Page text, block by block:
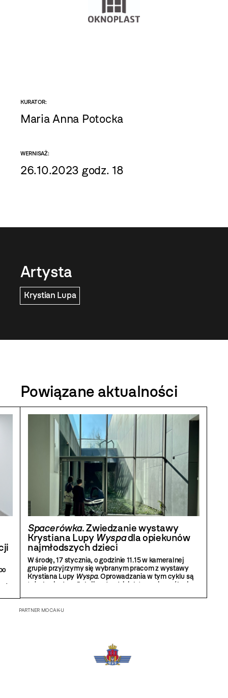
KURATOR:
Maria Anna Potocka
WERNISAŻ:
26.10.2023 godz. 18
Artysta
Krystian Lupa
Powiązane aktualności
Spacerówka. Zwiedzanie wystawy
Krystiana Lupy Wyspadla opiekunów
najmłodszych dzieci
W środę, 17 stycznia, o godzinie 11.15 w kameralnej
grupie przyjrzymy się wybranym pracom z wystawy
Krystiana Lupy Wyspa. Oprowadzania w tym cyklu są
też okazją do refleksji nad rodzicielstwem i wspólnej
PARTNER MOCAK-U